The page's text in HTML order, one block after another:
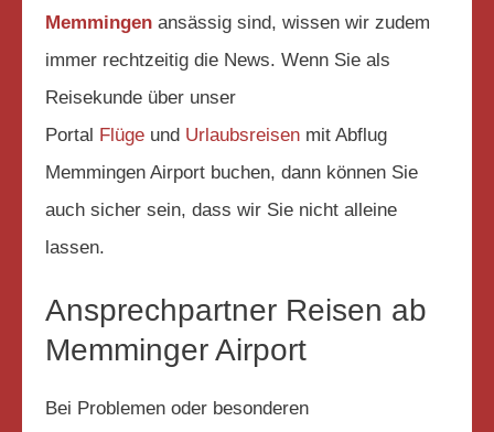
Memmingen ansässig sind, wissen wir zudem
immer rechtzeitig die News. Wenn Sie als
Reisekunde über unser
Portal Flüge und Urlaubsreisen mit Abflug
Memmingen Airport buchen, dann können Sie
auch sicher sein, dass wir Sie nicht alleine
lassen.
Ansprechpartner Reisen ab
Memminger Airport
Bei Problemen oder besonderen